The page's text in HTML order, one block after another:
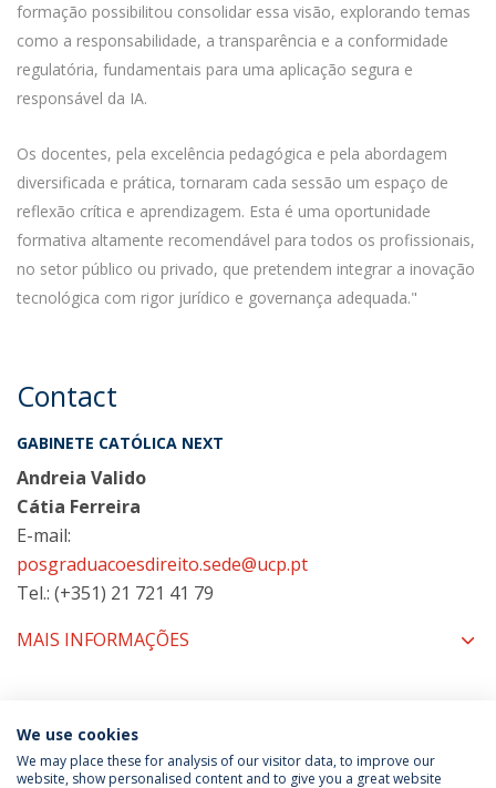
formação possibilitou consolidar essa visão, explorando temas
como a responsabilidade, a transparência e a conformidade
regulatória, fundamentais para uma aplicação segura e
responsável da IA.
Os docentes, pela excelência pedagógica e pela abordagem
diversificada e prática, tornaram cada sessão um espaço de
reflexão crítica e aprendizagem. Esta é uma oportunidade
formativa altamente recomendável para todos os profissionais,
no setor público ou privado, que pretendem integrar a inovação
tecnológica com rigor jurídico e governança adequada."
Contact
GABINETE CATÓLICA NEXT
Andreia Valido
Cátia Ferreira
E-mail:
posgraduacoesdireito.sede@ucp.pt
Tel.: (+351) 21 721 41 79
MAIS INFORMAÇÕES
COORDENAÇÃO
We use cookies
We may place these for analysis of our visitor data, to improve our
website, show personalised content and to give you a great website